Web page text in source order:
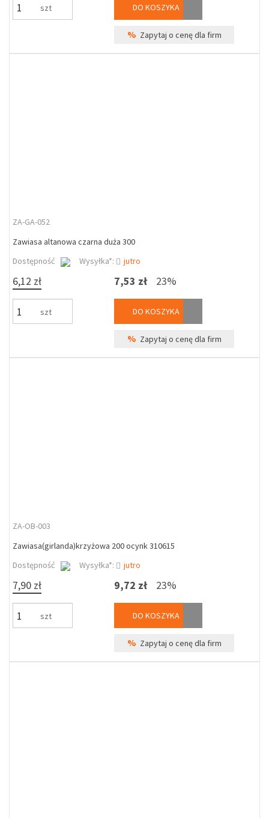
szt DO KOSZYKA
% Zapytaj o cenę dla firm
ZA-GA-052
Zawiasa altanowa czarna duża 300
Dostępność
Wysyłka*: jutro
6,12 zł
szt
7,53 zł 23%
DO KOSZYKA
% Zapytaj o cenę dla firm
ZA-OB-003
Zawiasa(girlanda)krzyżowa 200 ocynk 310615
Dostępność
Wysyłka*: jutro
7,90 zł
szt
9,72 zł 23%
DO KOSZYKA
% Zapytaj o cenę dla firm